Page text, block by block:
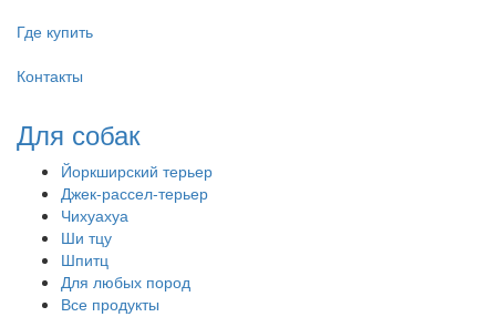
Где купить
Контакты
Для собак
Йоркширский терьер
Джек-рассел-терьер
Чихуахуа
Ши тцу
Шпитц
Для любых пород
Все продукты